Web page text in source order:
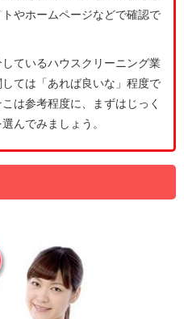
やホームページなどで確認で
ているハウスクリーニング業
ては「あれば良いな」程度で
は参考程度に、まずはじっく
んでみましょう。